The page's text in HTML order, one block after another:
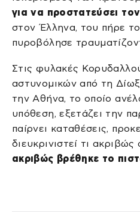
για να προστατεύσει
στον Έλληνα, του πήρε το
πυροβόλησε
Στις φυλακές
αστυνομικών από τη
την Αθήνα, το οποίο
υπόθεση, εξετάζει την
παίρνει καταθέσεις,
διευκρινιστεί τι ακριβώς
ακριβώς βρέθηκε το